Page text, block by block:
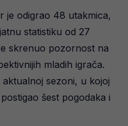
je odigrao 48 utakmica,
statistiku od 27
skrenuo pozornost na
mladih igrača.
sezoni, u kojoj
šest pogodaka i